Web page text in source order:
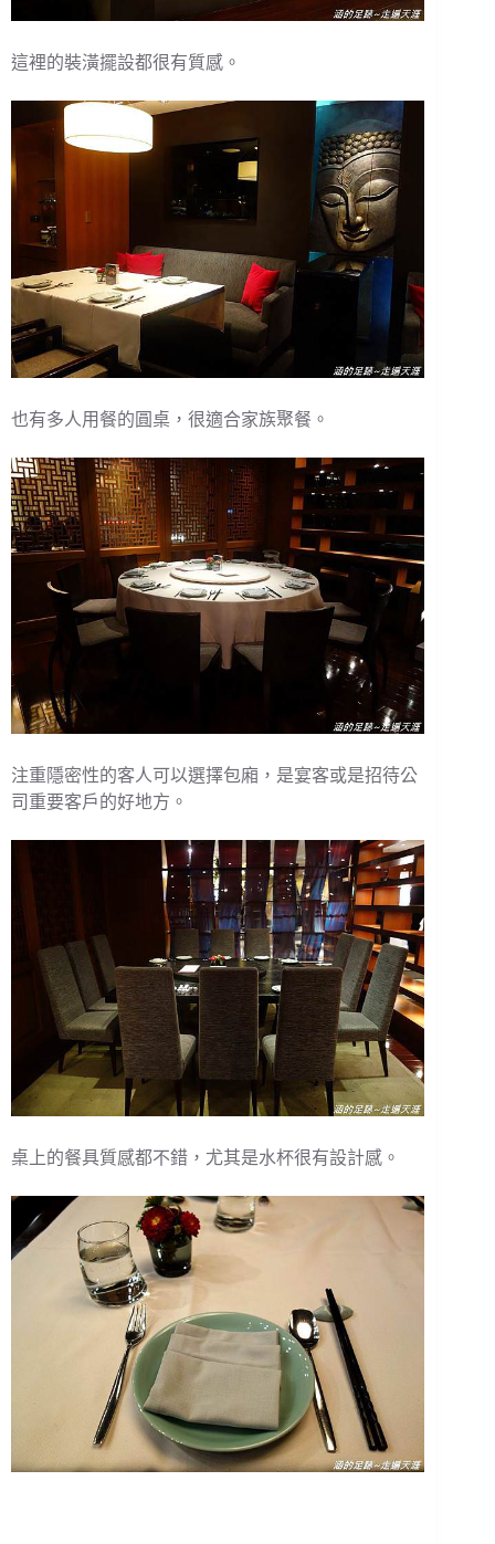
這裡的裝潢擺設都很有質感。
也有多人用餐的圓桌，很適合家族聚餐。
注重隱密性的客人可以選擇包廂，是宴客或是招待公
司重要客戶的好地方。
桌上的餐具質感都不錯，尤其是水杯很有設計感。